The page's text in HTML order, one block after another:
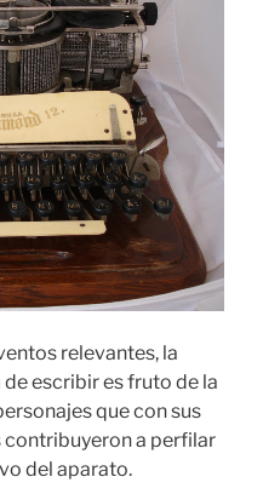
relevantes, la
escribir es fruto de la
que con sus
a perfilar
del aparato.